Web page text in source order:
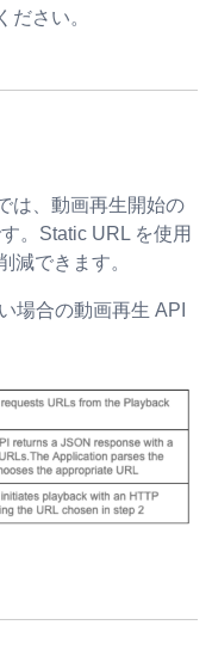
ださい。
は、動画再生開始の
。Static URL を使用
減できます。
場合の動画再生 API